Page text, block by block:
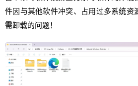
件因与其他软件冲突、占用过多系统资
需卸载的问题！